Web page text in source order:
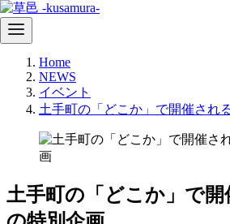
Home
NEWS
イベント
土手町の「どこか」で開催され
土手町の「どこか」で